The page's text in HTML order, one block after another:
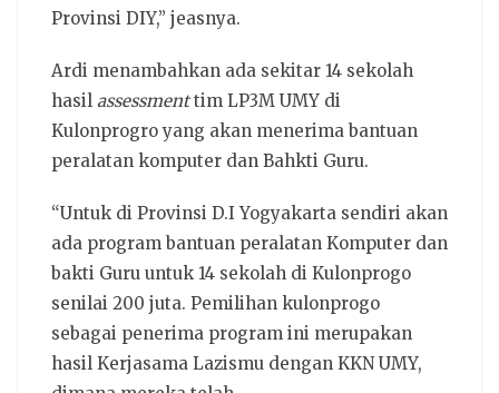
Provinsi DIY,” jeasnya.
Ardi menambahkan ada sekitar 14 sekolah
hasil assessmenttim LP3M UMY di
Kulonprogro yang akan menerima bantuan
peralatan komputer dan Bahkti Guru.
“Untuk di Provinsi D.I Yogyakarta sendiri akan
ada program bantuan peralatan Komputer dan
bakti Guru untuk 14 sekolah di Kulonprogo
senilai 200 juta. Pemilihan kulonprogo
sebagai penerima program ini merupakan
hasil Kerjasama Lazismu dengan KKN UMY,